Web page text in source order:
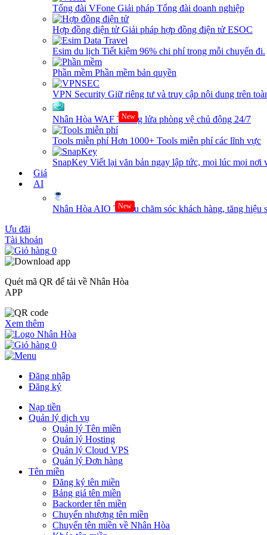
Tổng đài VFone Giải pháp Tổng đài doanh nghiệp
Hợp đồng điện tử Giải pháp hợp đồng điện tử ESOC
Esim du lịch Tiết kiệm 96% chi phí trong mỗi chuyến đi.
Phần mềm Phần mềm bản quyền
VPN Security Giữ riêng tư và truy cập nội dung trên
Nhân Hòa WAF New
Tường lửa phòng vệ chủ động 24/7
Tools miễn phíHơn 1000+ Tools miễn phí các lĩnh vực
SnapKey Viết lại văn bản ngay lập tức, mọi lúc mọi nơi
Giá
AI
Nhân Hòa AIO New
Tối ưu chăm sóc khách hàng, tăng hiệu
Ưu đãi
Tài khoản
0
Quét mã QR để tải về Nhân Hòa
APP
Xem thêm
0
Đăng nhập
Đăng ký
Nạp tiền
Quản lý dịch vụ
Quản lý Tên miền
Quản lý Hosting
Quản lý Cloud VPS
Quản lý Đơn hàng
Tên miền
Đăng ký tên miền
Bảng giá tên miền
Backorder tên miền
Chuyển nhượng tên miền
Chuyển tên miền về Nhân Hòa